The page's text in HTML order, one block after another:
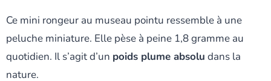
Ce mini rongeur au museau pointu ressemble à une
peluche miniature. Elle pèse à peine 1,8 gramme au
quotidien. Il s’agit d’un poids plume absolu dans la
nature.